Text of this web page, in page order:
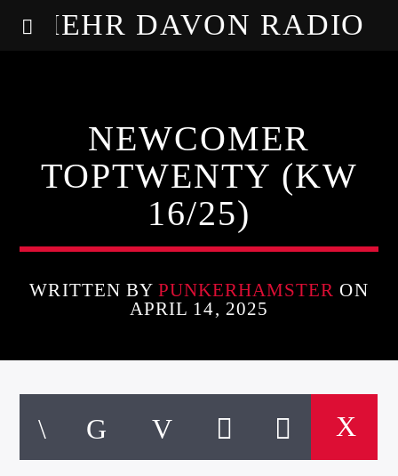
MEHR DAVON RADIO
NEWCOMER
TOPTWENTY (KW
16/25)
WRITTEN BY PUNKERHAMSTER ON
APRIL 14, 2025